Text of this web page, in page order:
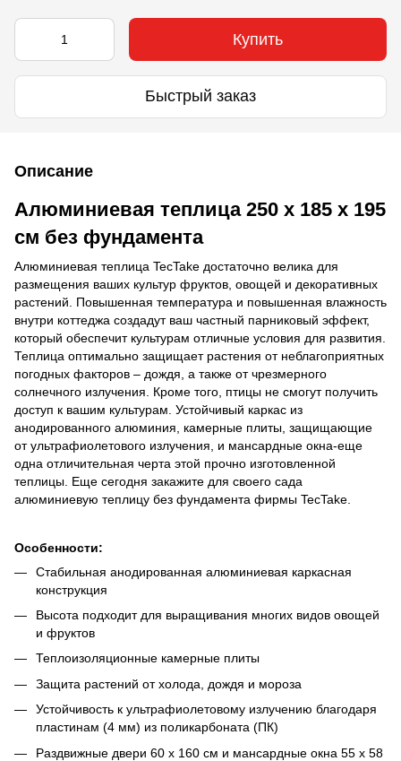
Купить
Быстрый заказ
Описание
Алюминиевая теплица 250 x 185 x 195
см без фундамента
Алюминиевая теплица TecTake достаточно велика для
размещения ваших культур фруктов, овощей и декоративных
растений. Повышенная температура и повышенная влажность
внутри коттеджа создадут ваш частный парниковый эффект,
который обеспечит культурам отличные условия для развития.
Теплица оптимально защищает растения от неблагоприятных
погодных факторов – дождя, а также от чрезмерного
солнечного излучения. Кроме того, птицы не смогут получить
доступ к вашим культурам. Устойчивый каркас из
анодированного алюминия, камерные плиты, защищающие
от ультрафиолетового излучения, и мансардные окна-еще
одна отличительная черта этой прочно изготовленной
теплицы. Еще сегодня закажите для своего сада
алюминиевую теплицу без фундамента фирмы TecTake.
Особенности:
Стабильная анодированная алюминиевая каркасная
конструкция
Высота подходит для выращивания многих видов овощей
и фруктов
Теплоизоляционные камерные плиты
Защита растений от холода, дождя и мороза
Устойчивость к ультрафиолетовому излучению благодаря
пластинам (4 мм) из поликарбоната (ПК)
Раздвижные двери 60 x 160 см и мансардные окна 55 x 58